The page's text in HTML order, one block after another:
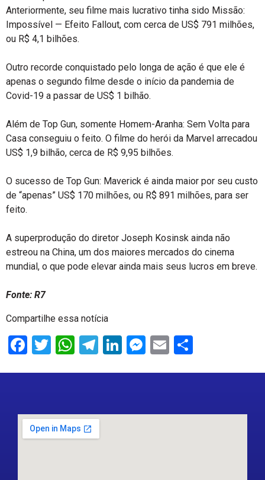
Anteriormente, seu filme mais lucrativo tinha sido Missão:
Impossível — Efeito Fallout, com cerca de US$ 791 milhões,
ou R$ 4,1 bilhões.
Outro recorde conquistado pelo longa de ação é que ele é
apenas o segundo filme desde o início da pandemia de
Covid-19 a passar de US$ 1 bilhão.
Além de Top Gun, somente Homem-Aranha: Sem Volta para
Casa conseguiu o feito. O filme do herói da Marvel arrecadou
US$ 1,9 bilhão, cerca de R$ 9,95 bilhões.
O sucesso de Top Gun: Maverick é ainda maior por seu custo
de “apenas” US$ 170 milhões, ou R$ 891 milhões, para ser
feito.
A superprodução do diretor Joseph Kosinsk ainda não
estreou na China, um dos maiores mercados do cinema
mundial, o que pode elevar ainda mais seus lucros em breve.
Fonte: R7
Compartilhe essa notícia
Facebook
Twitter
WhatsApp
Telegram
LinkedIn
Messenger
Email